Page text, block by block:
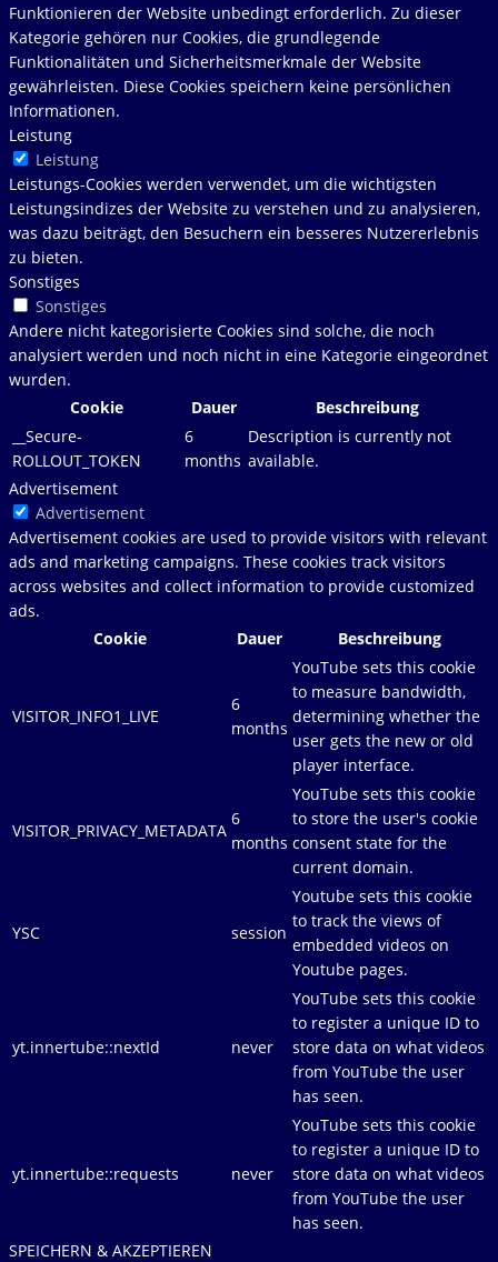
Funktionieren der Website unbedingt erforderlich. Zu dieser
Kategorie gehören nur Cookies, die grundlegende
Funktionalitäten und Sicherheitsmerkmale der Website
gewährleisten. Diese Cookies speichern keine persönlichen
Informationen.
Leistung
Leistung
Leistungs-Cookies werden verwendet, um die wichtigsten
Leistungsindizes der Website zu verstehen und zu analysieren,
was dazu beiträgt, den Besuchern ein besseres Nutzererlebnis
zu bieten.
Sonstiges
Sonstiges
Andere nicht kategorisierte Cookies sind solche, die noch
analysiert werden und noch nicht in eine Kategorie eingeordnet
wurden.
Cookie
Dauer
Beschreibung
__Secure-
ROLLOUT_TOKEN
6
months
Description is currently not
available.
Advertisement
Advertisement
Advertisement cookies are used to provide visitors with relevant
ads and marketing campaigns. These cookies track visitors
across websites and collect information to provide customized
ads.
Cookie
Dauer Beschreibung
VISITOR_INFO1_LIVE
6
months
YouTube sets this cookie
to measure bandwidth,
determining whether the
user gets the new or old
player interface.
VISITOR_PRIVACY_METADATA
6
months
YouTube sets this cookie
to store the user's cookie
consent state for the
current domain.
YSC session
Youtube sets this cookie
to track the views of
embedded videos on
Youtube pages.
yt.innertube::nextId never
YouTube sets this cookie
to register a unique ID to
store data on what videos
from YouTube the user
has seen.
yt.innertube::requests never
YouTube sets this cookie
to register a unique ID to
store data on what videos
from YouTube the user
has seen.
SPEICHERN & AKZEPTIEREN